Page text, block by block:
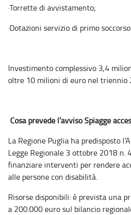
·Torrette di avvistamento;
·Dotazioni servizio di primo
Investimento complessivo 3,4
oltre 10 milioni di euro nel triennio
Cosa prevede l’avviso Spiagge
La Regione Puglia ha predisposto
Legge Regionale 3 ottobre 2018 n.
finanziare interventi per rendere
alle persone con disabilità.
Risorse disponibili: è prevista una
a 200.000 euro sul bilancio